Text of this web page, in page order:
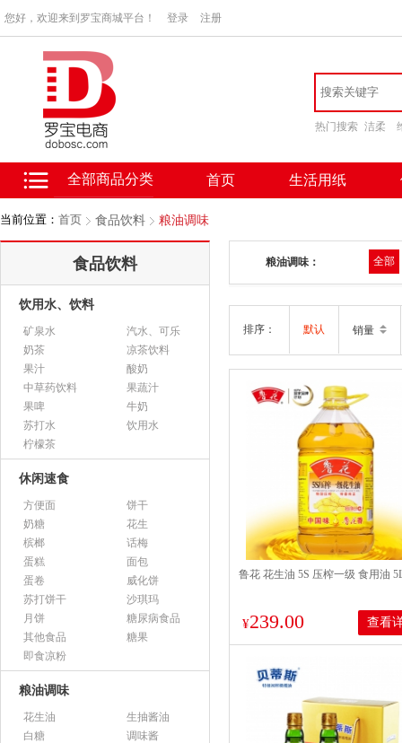
您好，欢迎来到罗宝商城平台！ 登录 注册
热门搜索 洁柔
全部商品分类 首页 生活用纸
当前位置： 首页 食品饮料 粮油调味
食品饮料
饮用水、饮料
矿泉水
汽水、可乐
奶茶
凉茶饮料
果汁
酸奶
中草药饮料
果蔬汁
果啤
牛奶
苏打水
饮用水
柠檬茶
休闲速食
方便面
饼干
奶糖
花生
槟榔
话梅
蛋糕
面包
蛋卷
威化饼
苏打饼干
沙琪玛
月饼
糖尿病食品
其他食品
糖果
即食凉粉
粮油调味
花生油
生抽酱油
白糖
调味酱
粮油调味： 全部
排序： 默认 销量
鲁花 花生油 5S 压榨一级 食用油
¥239.00 查看